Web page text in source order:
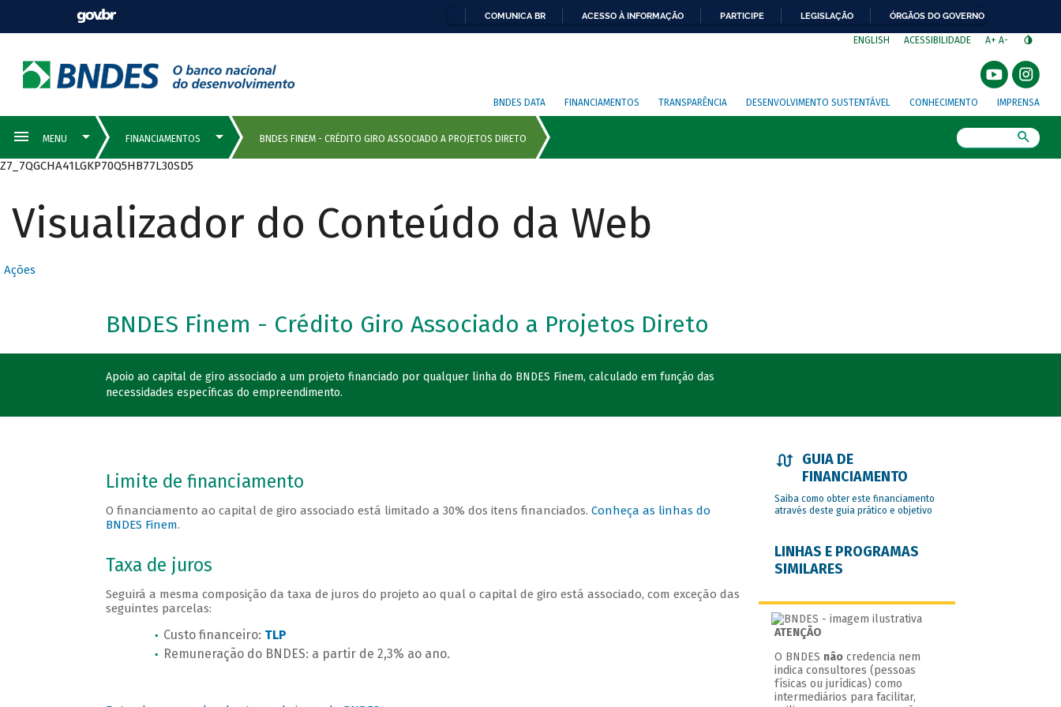
COMUNICA BR ACESSO À INFORMAÇÃO PARTICIPE LEGISLAÇÃO ÓRGÃOS DO GOVERNO
ENGLISH ACESSIBILIDADE A+ A-
BNDES DATA FINANCIAMENTOS TRANSPARÊNCIA DESENVOLVIMENTO SUSTENTÁVEL CONHECIMENTO IMPRENSA
Z7_7QGCHA41LGKP70Q5HB77L30SD5
Visualizador do Conteúdo da Web
Ações
BNDES Finem - Crédito Giro Associado a Projetos Direto
Apoio ao capital de giro associado a um projeto financiado por qualquer linha do BNDES Finem, calculado em função das
necessidades específicas do empreendimento.
Limite de financiamento
O financiamento ao capital de giro associado está limitado a 30% dos itens financiados.Conheça as linhas do
BNDES Finem.
Taxa de juros
Seguirá a mesma composição da taxa de juros do projeto ao qual o capital de giro está associado, com exceção das
seguintes parcelas:
Custo financeiro: TLP
Remuneração do BNDES: a partir de 2,3% ao ano.
GUIA DE
FINANCIAMENTO
Saiba como obter este financiamento
através deste guia prático e objetivo
LINHAS E PROGRAMAS
SIMILARES
ATENÇÃO
O BNDES não credencia nem
indica consultores (pessoas
físicas ou jurídicas) como
intermediários para facilitar,